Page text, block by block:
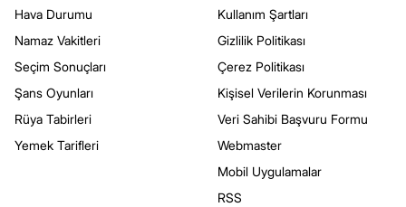
Hava Durumu
Namaz Vakitleri
Seçim Sonuçları
Şans Oyunları
Rüya Tabirleri
Yemek Tarifleri
Kullanım Şartları
Gizlilik Politikası
Çerez Politikası
Kişisel Verilerin Korunması
Veri Sahibi Başvuru Formu
Webmaster
Mobil Uygulamalar
RSS